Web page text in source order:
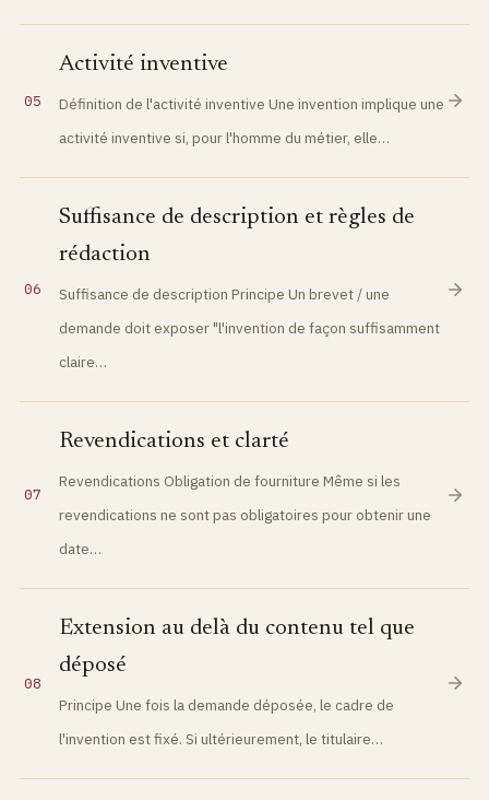
05
Activité inventive
Définition de l'activité inventive Une invention implique une
activité inventive si, pour l'homme du métier, elle…
06
Suffisance de description et règles de
rédaction
Suffisance de description Principe Un brevet / une
demande doit exposer "l'invention de façon suffisamment
claire…
07
Revendications et clarté
Revendications Obligation de fourniture Même si les
revendications ne sont pas obligatoires pour obtenir une
date…
08
Extension au delà du contenu tel que
déposé
Principe Une fois la demande déposée, le cadre de
l'invention est fixé. Si ultérieurement, le titulaire…